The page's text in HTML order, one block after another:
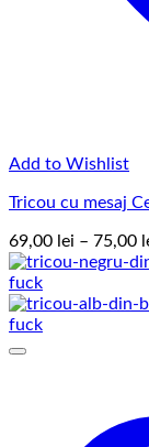
Add to Wishlist
Tricou cu mesaj
69,00 lei – 75,00